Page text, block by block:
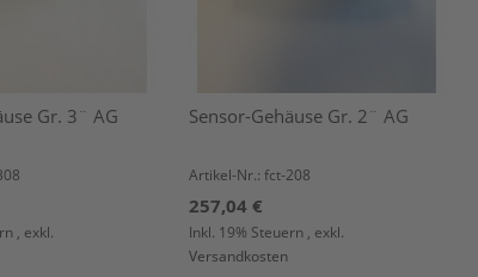
Gr. 3¨ AG
, exkl.
Sensor-Gehäuse Gr. 2¨ AG
Artikel-Nr.: fct-208
257,04 €
Inkl. 19% Steuern , exkl.
Versandkosten